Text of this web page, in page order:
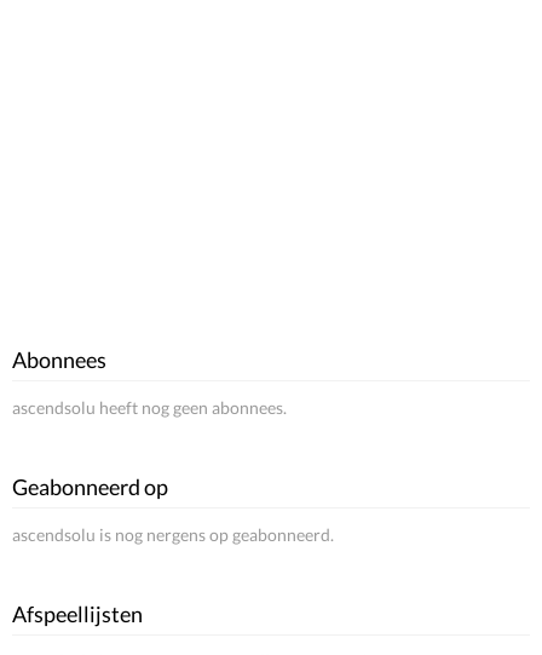
Abonnees
ascendsolu heeft nog geen abonnees.
Geabonneerd op
ascendsolu is nog nergens op geabonneerd.
Afspeellijsten